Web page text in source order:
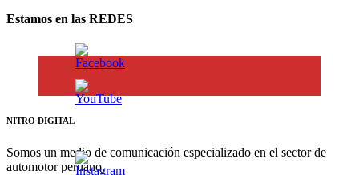
Estamos en las REDES
NITRO DIGITAL
Somos un medio de comunicación especializado en el sector de
automotor peruano.